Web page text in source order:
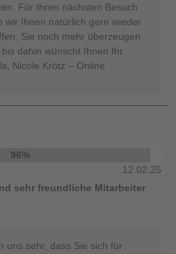
Für Ihren nächsten Besuch
wir Ihnen natürlich gern wieder
Sie noch mehr überzeugen
dahin wünscht Ihnen Ihr
Nicole Krötz – Online
96%
12.02.25
sehr freundliche Mitarbeiter
uns sehr, dass Sie sich für